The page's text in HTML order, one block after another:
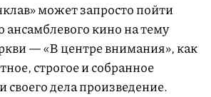
может запросто пойти
ансамблевого кино на тему
— «В центре внимания», как
строгое и собранное
дела произведение.